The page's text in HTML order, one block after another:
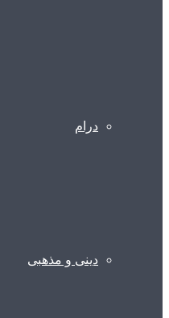
درام
دینی و مذهبی